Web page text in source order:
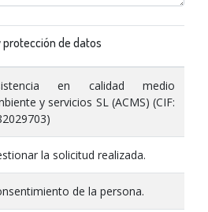
de datos
en calidad medio
y servicios SL (ACMS) (CIF:
la solicitud realizada.
de la persona.